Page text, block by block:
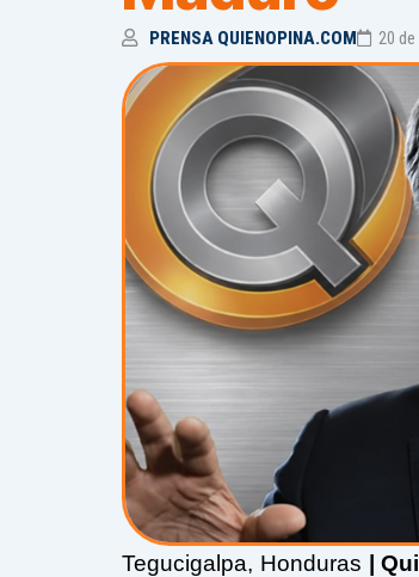
PRENSA QUIENOPINA.COM 20
Tegucigalpa, Honduras |